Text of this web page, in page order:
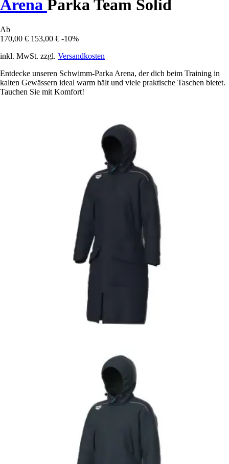
Arena Parka Team Solid
Ab
170,00 € 153,00 € -10%
inkl. MwSt. zzgl. Versandkosten
Entdecke unseren Schwimm-Parka Arena, der dich beim Training in
kalten Gewässern ideal warm hält und viele praktische Taschen bietet.
Tauchen Sie mit Komfort!